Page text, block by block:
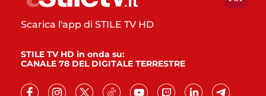
Scarica l'app di STILE TV HD
STILE TV HD in onda su:
CANALE 78 DEL DIGITALE TERRESTRE